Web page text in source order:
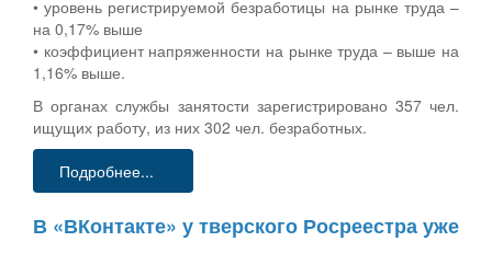
• уровень регистрируемой безработицы на рынке труда –
на 0,17% выше
• коэффициент напряженности на рынке труда – выше на
1,16% выше.
В органах службы занятости зарегистрировано 357 чел.
ищущих работу, из них 302 чел. безработных.
Подробнее...
В «ВКонтакте» у тверского Росреестра уже